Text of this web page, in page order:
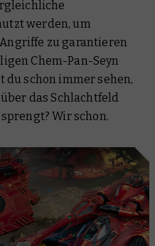
werden, um
zu garantieren
Chem-Pan-Seyn
schon immer sehen,
das Schlachtfeld
Wir schon.